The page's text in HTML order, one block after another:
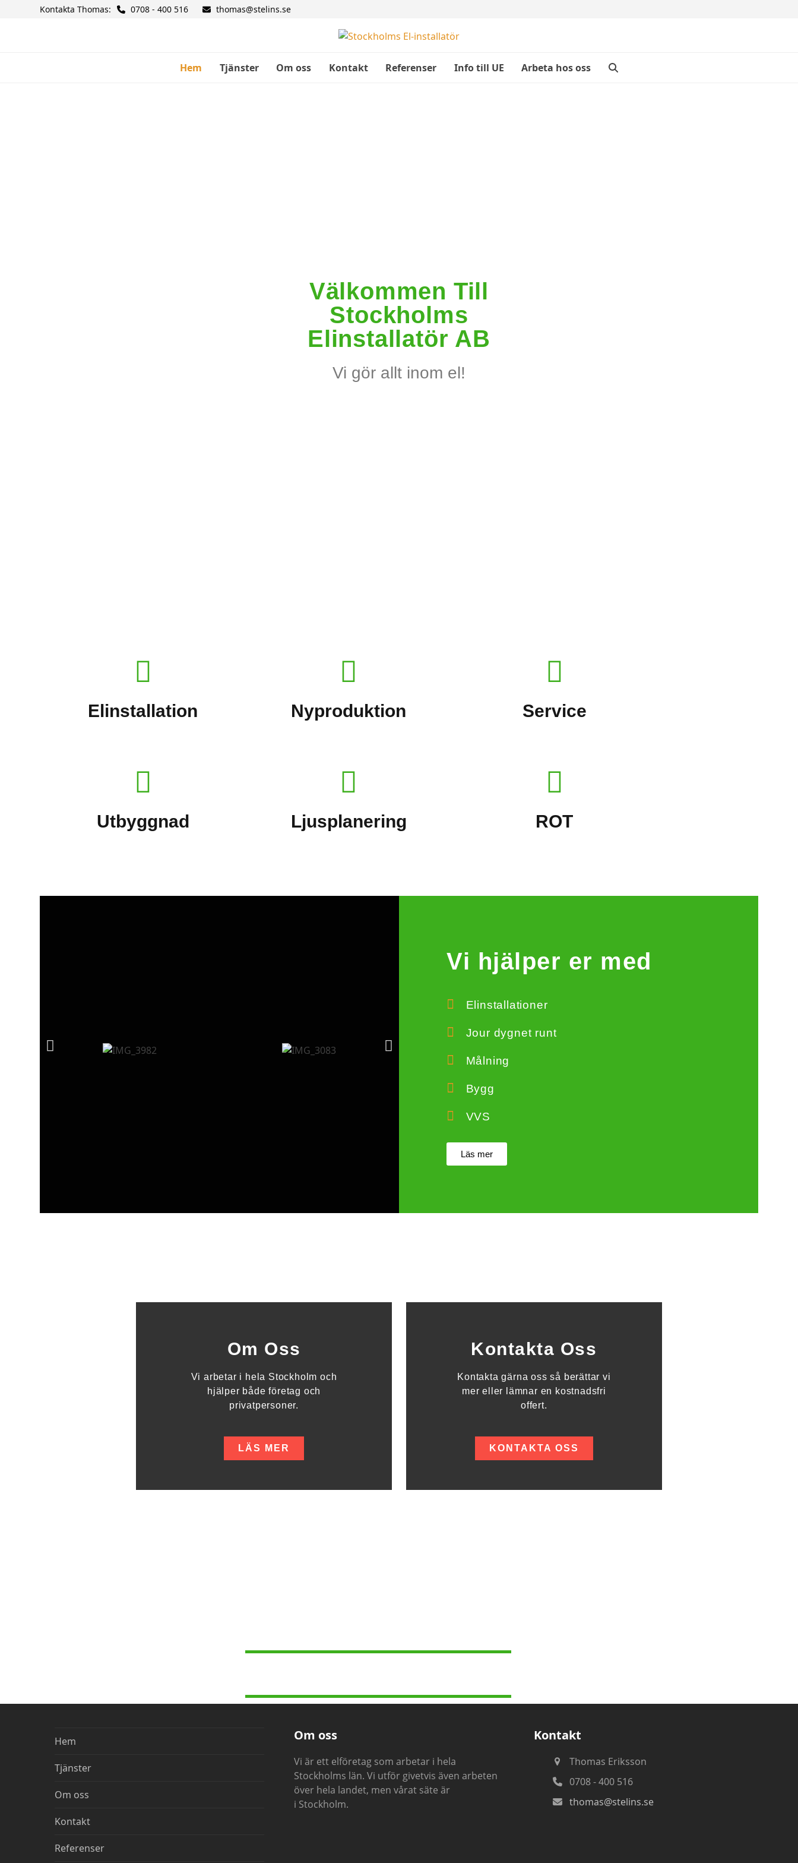
Kontakta Thomas: 0708 - 400 516 thomas@stelins.se
Hem Tjänster Om oss Kontakt Referenser Info till UE Arbeta hos oss
Välkommen Till
Stockholms
Elinstallatör AB
Vi gör allt inom el!
Elinstallation Nyproduktion Service
Utbyggnad Ljusplanering ROT
Vi hjälper er med
Elinstallationer
Jour dygnet runt
Målning
Bygg
VVS
Läs mer
Om Oss
Vi arbetar i hela Stockholm och
hjälper både företag och
privatpersoner.
LÄS MER
Kontakta Oss
Kontakta gärna oss så berättar vi
mer eller lämnar en kostnadsfri
offert.
KONTAKTA OSS
Hem
Tjänster
Om oss
Kontakt
Referenser
Om oss
Vi är ett elföretag som arbetar i hela
Stockholms län. Vi utför givetvis även arbeten
över hela landet, men vårat säte är
i Stockholm.
Kontakt
Thomas Eriksson
0708 - 400 516
thomas@stelins.se